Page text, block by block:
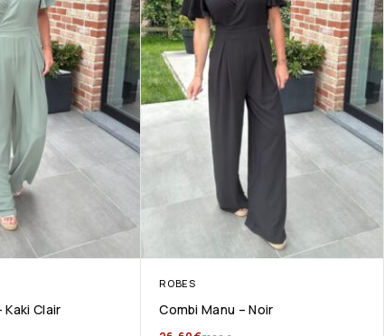
Kaki Clair
ROBES
Combi Manu – Noir